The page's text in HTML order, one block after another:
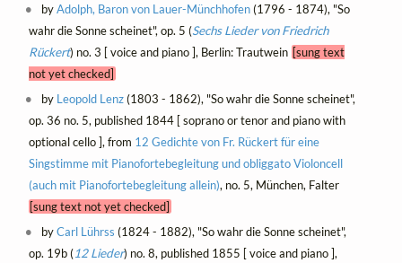
byAdolph, Baron von Lauer-Münchhofen(1796 - 1874), "So
wahr die Sonne scheinet", op. 5 (Sechs Lieder von Friedrich
Rückert) no. 3 [ voice and piano ], Berlin: Trautwein [sung text
not yet checked]
by Leopold Lenz(1803 - 1862), "So wahr die Sonne scheinet",
op. 36 no. 5, published 1844 [ soprano or tenor and piano with
optional cello ], from 12 Gedichte von Fr. Rückert für eine
Singstimme mit Pianofortebegleitung und obliggato Violoncell
(auch mit Pianofortebegleitung allein), no. 5, München, Falter
[sung text not yet checked]
byCarl Lührss (1824 - 1882), "So wahr die Sonne scheinet",
op. 19b (12 Lieder) no. 8, published 1855 [ voice and piano ],